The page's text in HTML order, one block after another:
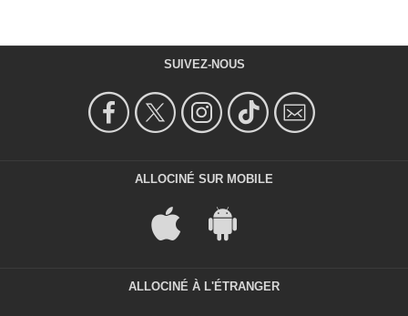
SUIVEZ-NOUS
ALLOCINÉ SUR MOBILE
ALLOCINÉ À L'ÉTRANGER